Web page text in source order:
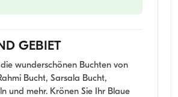
GEBIET
die wunderschönen Buchten von
Bucht, Sarsala Bucht,
und mehr. Krönen Sie Ihr Blaue